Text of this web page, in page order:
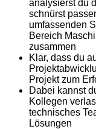
analysierst du
schnürst
umfassenden
Bereich
zusammen
Klar, dass du
Projekt zum
Dabei kannst
Kollegen
technisches
Lösungen